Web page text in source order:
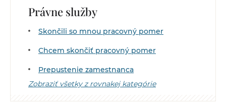
Právne služby
Skončili so mnou pracovný pomer
Chcem skončiť pracovný pomer
Prepustenie zamestnanca
Zobraziť všetky z rovnakej kategórie